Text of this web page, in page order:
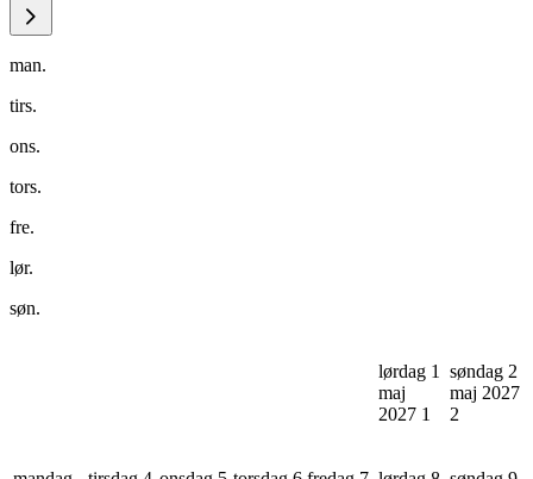
man.
tirs.
ons.
tors.
fre.
lør.
søn.
lørdag 1
maj
2027 1
søndag 2
maj 2027
2